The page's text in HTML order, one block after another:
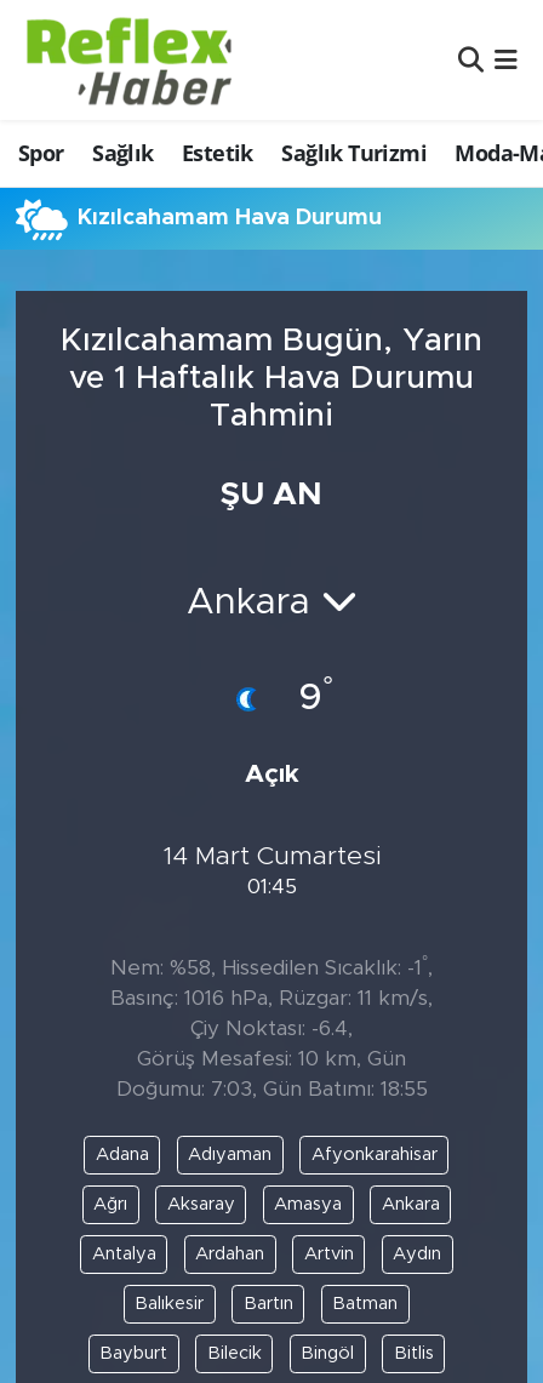
Spor Sağlık Estetik Sağlık Turizmi Moda-
Kızılcahamam Hava Durumu
Kızılcahamam Bugün, Yarın
ve 1 Haftalık Hava Durumu
Tahmini
ŞU AN
Ankara
9°
Açık
14 Mart Cumartesi
01:45
Nem: %58, Hissedilen Sıcaklık: -1 °,
Basınç: 1016 hPa, Rüzgar: 11 km/s,
Çiy Noktası: -6.4,
Görüş Mesafesi: 10 km, Gün
Doğumu: 7:03, Gün Batımı: 18:55
Adana Adıyaman Afyonkarahisar
Ağrı Aksaray Amasya Ankara
Antalya Ardahan Artvin Aydın
Balıkesir Bartın Batman
Bayburt Bilecik Bingöl Bitlis
Eğitim
Estetik
Firmalardan
İş ve Ekonomi
Moda-Magazin-Eğlence
Nöbetçi Eczaneler
Hava Durumu
Namaz Vakitleri
Şampiyonlar Ligi Puan Durumu ve Fikstür
Tüm Manşetler